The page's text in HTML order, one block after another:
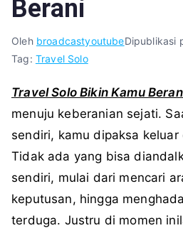
Berani
Oleh broadcastyoutubeDipublikasi
Tag: Travel Solo
Travel Solo Bikin Kamu
menuju keberanian sejati.
sendiri, kamu dipaksa
Tidak ada yang bisa
sendiri, mulai dari mencari
keputusan, hingga
terduga. Justru di momen